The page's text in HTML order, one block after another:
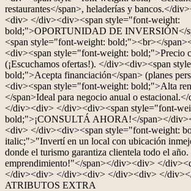
restaurantes</span>, heladerías y bancos.</
<div> </div><div><span style="font-weight:
bold;">OPORTUNIDAD DE INVERSIÓN</
<span style="font-weight: bold;"><br></
<div><span style="font-weight: bold;">Precio
(¡Escuchamos ofertas!). </div><div><span
bold;">Acepta financiación</span> (planes
<div><span style="font-weight: bold;">Alta
</span>Ideal para negocio anual o
</div><div> </div><div><span style="font-
bold;">¡CONSULTÁ AHORA!</span></
<div> </div><div><span style="font-weight:
italic;">"Invertí en un local con ubicación
donde el turismo garantiza clientela todo el año.
emprendimiento!"</span></div><div> </
</div><div> </div><div> </div><div> </
ATRIBUTOS EXTRA